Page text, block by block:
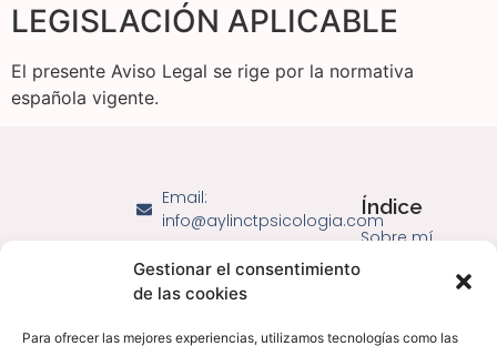
Gestionar el consentimiento
de las cookies
Para ofrecer las mejores experiencias, utilizamos tecnologías como las
LEGISLACIÓN APLICABLE
El presente Aviso Legal se rige por la normativa
española vigente.
Índice
Sobre mí
Servicios
Contacto
Legal
Email:
info@aylinctpsicologia.com
644719601